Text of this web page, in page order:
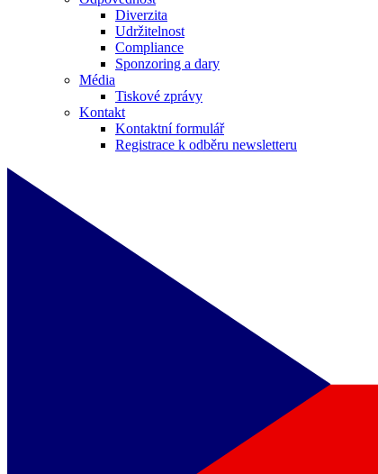
Diverzita
Udržitelnost
Compliance
Sponzoring a dary
Média
Tiskové zprávy
Kontakt
Kontaktní formulář
Registrace k odběru newsletteru